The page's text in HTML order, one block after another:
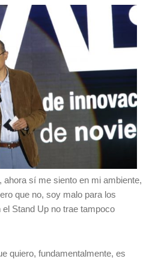
ahora sí me siento en mi ambiente,
que no, soy malo para los
Stand Up no trae tampoco
quiero, fundamentalmente, es